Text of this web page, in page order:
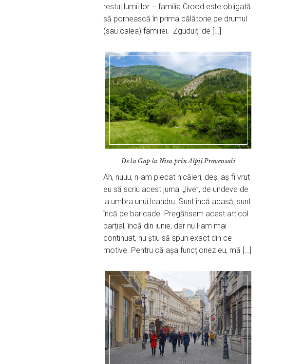
restul lumii lor – familia Crood este obligată
să pornească în prima călătorie pe drumul
(sau calea) familiei. Zguduiţi de […]
De la Gap la Nisa prin Alpii Provensali
Ah, nuuu, n-am plecat nicăieri, deși aș fi vrut
eu să scriu acest jurnal „live”, de undeva de
la umbra unui leandru. Sunt încă acasă, sunt
încă pe baricade. Pregătisem acest articol
parțial, încă din iunie, dar nu l-am mai
continuat, nu știu să spun exact din ce
motive. Pentru că așa funcționez eu, mă […]